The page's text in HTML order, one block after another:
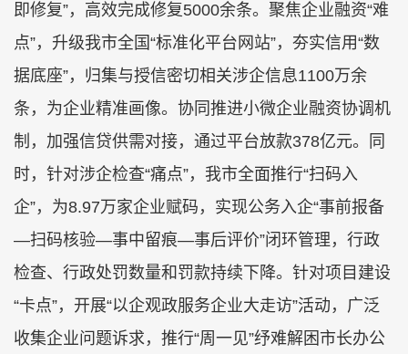
即修复”，高效完成修复5000余条。聚焦企业融资“难
点”，升级我市全国“标准化平台网站”，夯实信用“数
据底座”，归集与授信密切相关涉企信息1100万余
条，为企业精准画像。协同推进小微企业融资协调机
制，加强信贷供需对接，通过平台放款378亿元。同
时，针对涉企检查“痛点”，我市全面推行“扫码入
企”，为8.97万家企业赋码，实现公务入企“事前报备
—扫码核验—事中留痕—事后评价”闭环管理，行政
检查、行政处罚数量和罚款持续下降。针对项目建设
“卡点”，开展“以企观政服务企业大走访”活动，广泛
收集企业问题诉求，推行“周一见”纾难解困市长办公